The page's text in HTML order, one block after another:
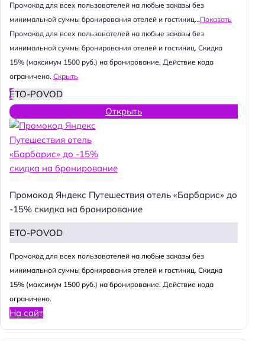
Промокод для всех пользователей на любые заказы без
минимальной суммы бронирования отелей и гостиниц...Показать
Промокод для всех пользователей на любые заказы без
минимальной суммы бронирования отелей и гостиниц. Скидка
15% (максимум 1500 руб.) на бронирование. Действие кода
ограничено. Скрыть
ETO-POVOD
Открыть
Промокод Яндекс Путешествия отель «Барбарис» до
-15% скидка на бронирование
ETO-POVOD
Промокод для всех пользователей на любые заказы без
минимальной суммы бронирования отелей и гостиниц. Скидка
15% (максимум 1500 руб.) на бронирование. Действие кода
ограничено.
На сайт